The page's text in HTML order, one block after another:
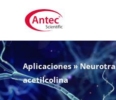
Aplicaciones»
acetilcolina